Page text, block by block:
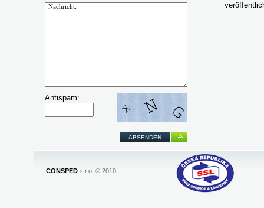
Antispam:
ABSENDEN
CONSPEDs.r.o. © 2010